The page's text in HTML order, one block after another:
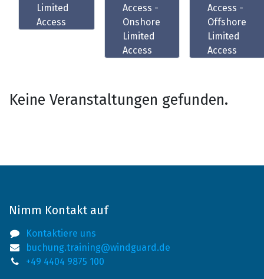
Limited
Access
Access -
Onshore
Limited
Access
Access -
Offshore
Limited
Access
Keine Veranstaltungen gefunden.
Nimm Kontakt auf
Kontaktiere uns
buchung.training@windguard.de
+49 4404 9875 100